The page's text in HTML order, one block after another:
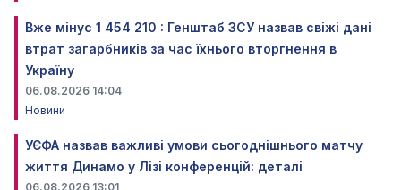
Вже мінус 1 454 210 : Генштаб ЗСУ назвав свіжі дані
втрат загарбників за час їхнього вторгнення в
Україну
06.08.2026 14:04
Новини
УЄФА назвав важливі умови сьогоднішнього матчу
життя Динамо у Лізі конференцій: деталі
06.08.2026 13:01